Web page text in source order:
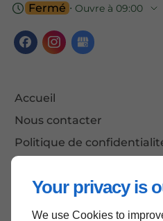
Your privacy is
We use Cookies to
Fermé ⋅ Ouvre à 09:00
Accueil
Nous contacter
Politique de